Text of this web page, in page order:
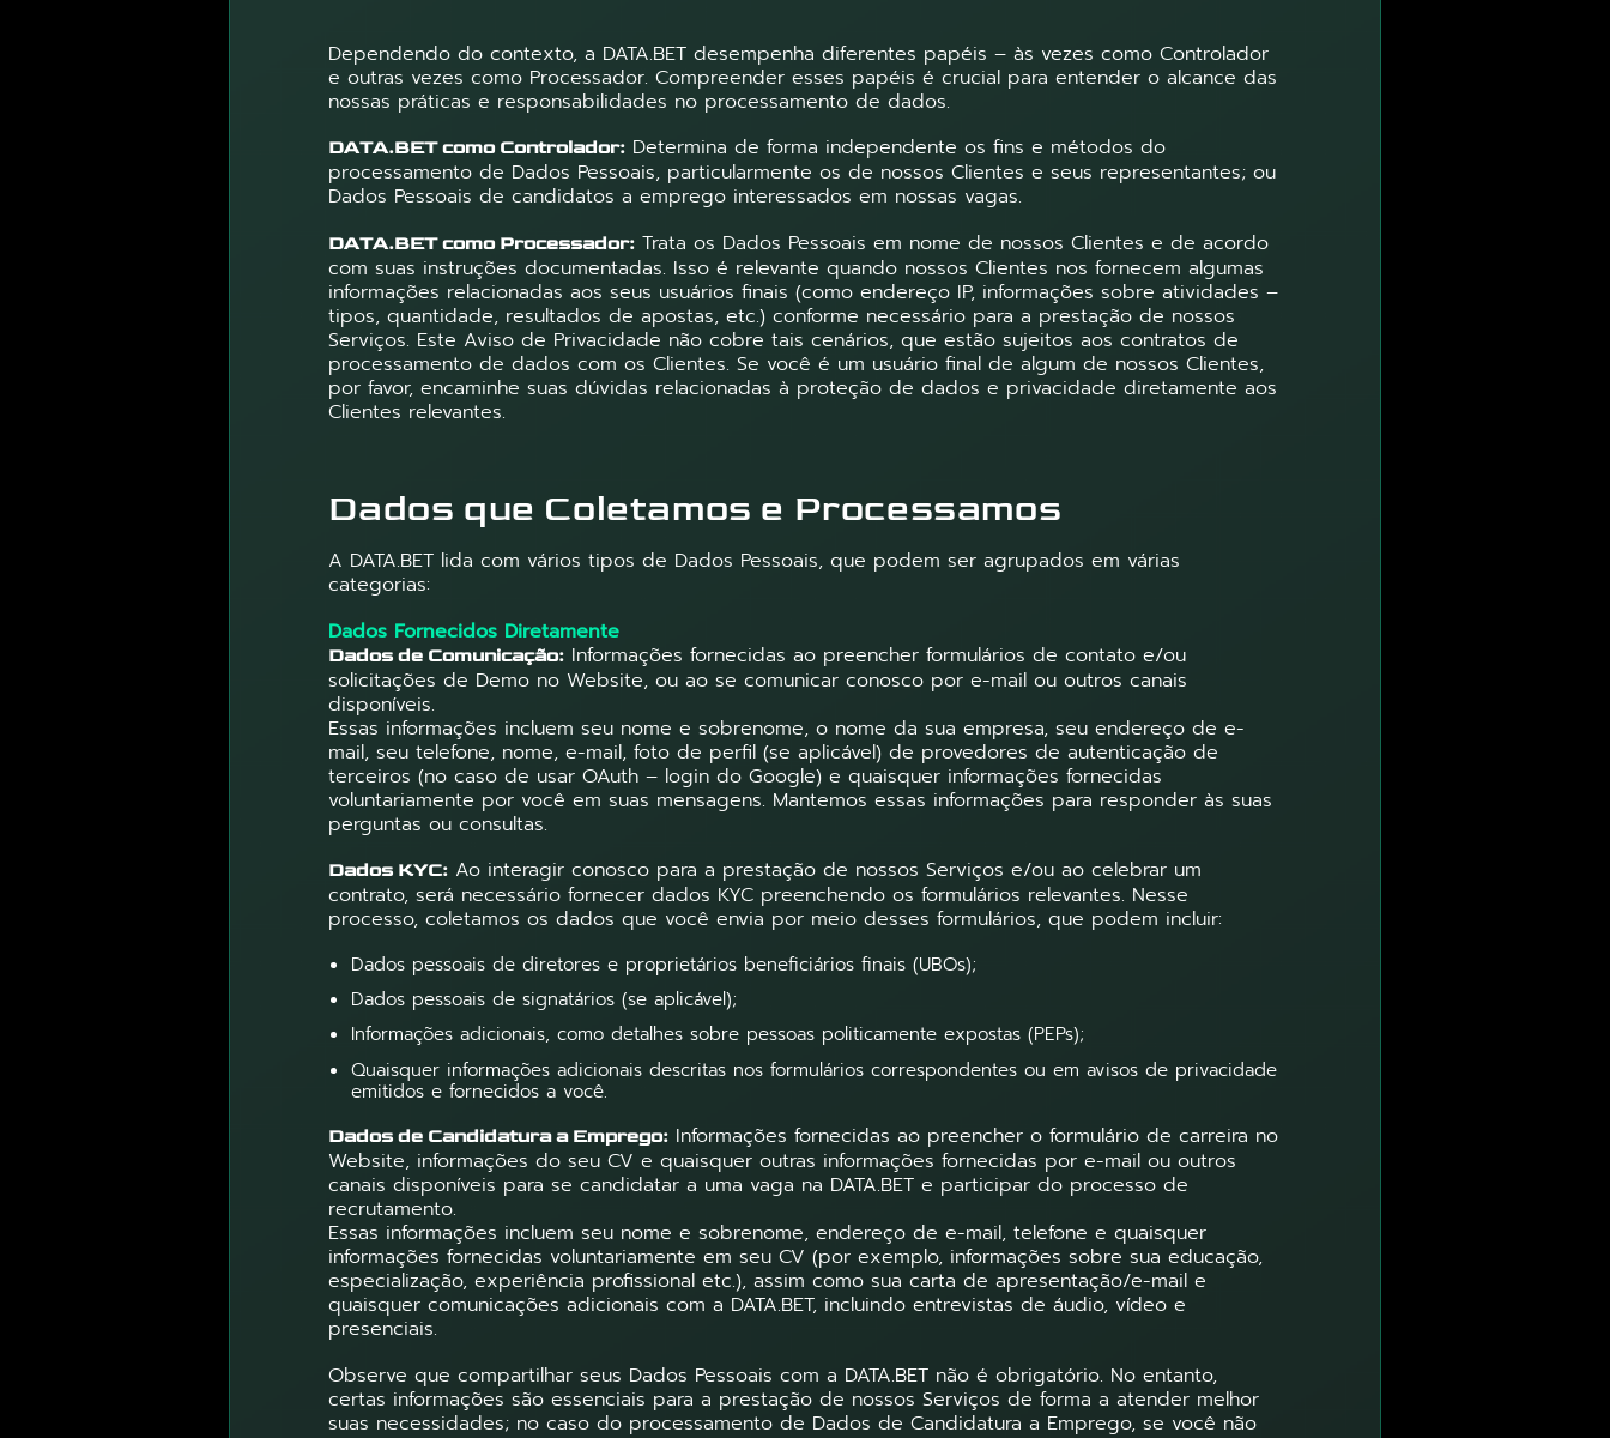
Dependendo do contexto, a DATA.BET desempenha diferentes papéis – às vezes como Controlador
e outras vezes como Processador. Compreender esses papéis é crucial para entender o alcance das
nossas práticas e responsabilidades no processamento de dados.
DATA.BET como Controlador: Determina de forma independente os fins e métodos do
processamento de Dados Pessoais, particularmente os de nossos Clientes e seus representantes; ou
Dados Pessoais de candidatos a emprego interessados em nossas vagas.
DATA.BET como Processador: Trata os Dados Pessoais em nome de nossos Clientes e de acordo
com suas instruções documentadas. Isso é relevante quando nossos Clientes nos fornecem algumas
informações relacionadas aos seus usuários finais (como endereço IP, informações sobre atividades –
tipos, quantidade, resultados de apostas, etc.) conforme necessário para a prestação de nossos
Serviços. Este Aviso de Privacidade não cobre tais cenários, que estão sujeitos aos contratos de
processamento de dados com os Clientes. Se você é um usuário final de algum de nossos Clientes,
por favor, encaminhe suas dúvidas relacionadas à proteção de dados e privacidade diretamente aos
Clientes relevantes.
Dados que Coletamos e Processamos
A DATA.BET lida com vários tipos de Dados Pessoais, que podem ser agrupados em várias
categorias:
Dados Fornecidos Diretamente
Dados de Comunicação: Informações fornecidas ao preencher formulários de contato e/ou
solicitações de Demo no Website, ou ao se comunicar conosco por e-mail ou outros canais
disponíveis.
Essas informações incluem seu nome e sobrenome, o nome da sua empresa, seu endereço de e-
mail, seu telefone, nome, e-mail, foto de perfil (se aplicável) de provedores de autenticação de
terceiros (no caso de usar OAuth – login do Google) e quaisquer informações fornecidas
voluntariamente por você em suas mensagens. Mantemos essas informações para responder às suas
perguntas ou consultas.
Dados KYC: Ao interagir conosco para a prestação de nossos Serviços e/ou ao celebrar um
contrato, será necessário fornecer dados KYC preenchendo os formulários relevantes. Nesse
processo, coletamos os dados que você envia por meio desses formulários, que podem incluir:
Dados pessoais de diretores e proprietários beneficiários finais (UBOs);
Dados pessoais de signatários (se aplicável);
Informações adicionais, como detalhes sobre pessoas politicamente expostas (PEPs);
Quaisquer informações adicionais descritas nos formulários correspondentes ou em avisos de privacidade
emitidos e fornecidos a você.
Dados de Candidatura a Emprego: Informações fornecidas ao preencher o formulário de carreira no
Website, informações do seu CV e quaisquer outras informações fornecidas por e-mail ou outros
canais disponíveis para se candidatar a uma vaga na DATA.BET e participar do processo de
recrutamento.
Essas informações incluem seu nome e sobrenome, endereço de e-mail, telefone e quaisquer
informações fornecidas voluntariamente em seu CV (por exemplo, informações sobre sua educação,
especialização, experiência profissional etc.), assim como sua carta de apresentação/e-mail e
quaisquer comunicações adicionais com a DATA.BET, incluindo entrevistas de áudio, vídeo e
presenciais.
Observe que compartilhar seus Dados Pessoais com a DATA.BET não é obrigatório. No entanto,
certas informações são essenciais para a prestação de nossos Serviços de forma a atender melhor
suas necessidades; no caso do processamento de Dados de Candidatura a Emprego, se você não